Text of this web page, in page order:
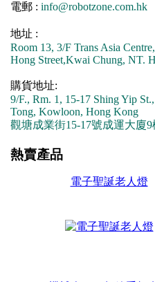
電郵 : info@robotzone.com.hk
地址 :
Room 13, 3/F Trans Asia
Hong Street,Kwai Chung, NT.
購貨地址:
9/F., Rm. 1, 15-17 Shing Yip
Tong, Kowloon, Hong Kong
觀塘成業街15-17號成運大廈9
熱賣產品
電子聖誕老人燈